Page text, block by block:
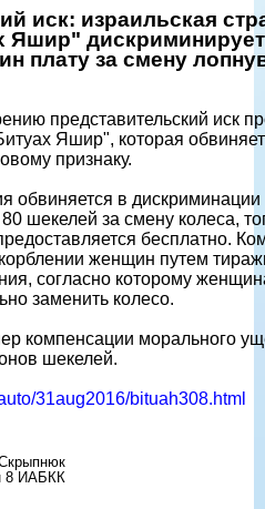
иск: израильская
Яшир"
плату за смену
представительский иск
Яшир", которая
признаку.
обвиняется в
шекелей за смену колеса,
бесплатно.
женщин путем
согласно которому
заменить колесо.
компенсации морального
шекелей.
31aug2016/bituah308.html
8 ИАБКК